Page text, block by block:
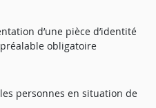
d’une pièce d’identité
obligatoire
personnes en situation de